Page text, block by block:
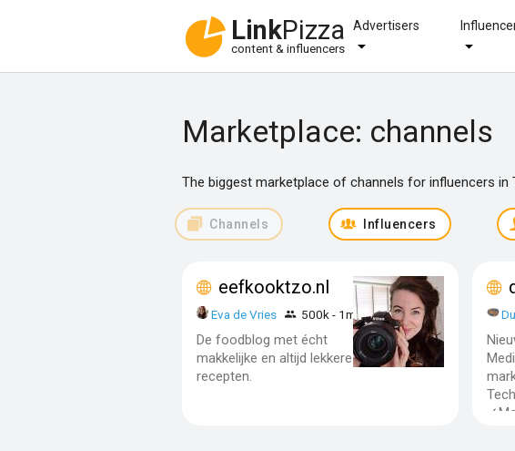
LinkPizza
content & influencers
Advertisers
Marketplace: channels
The biggest marketplace of channels for influencers in
Channels Influencers
eefkooktzo.nl
Eva de Vries 500k - 1m
De foodblog met écht
makkelijke en altijd lekkere
recepten.